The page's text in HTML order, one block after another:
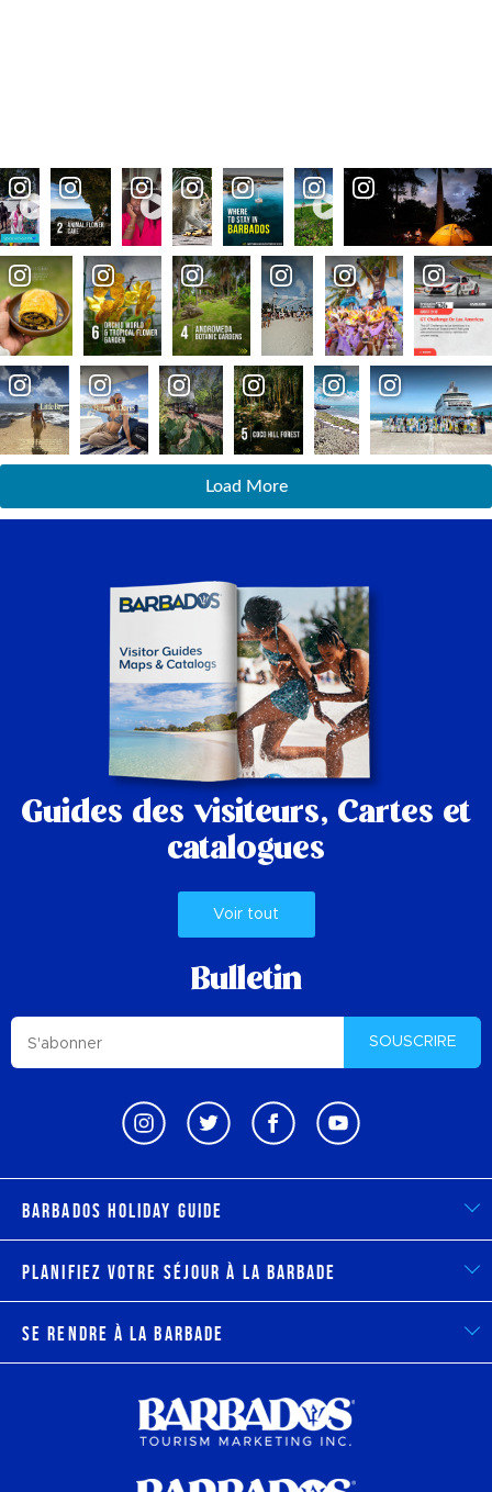
Load More
Guides des visiteurs, Cartes et
catalogues
Voir tout
Bulletin
SOUSCRIRE
Barbados Holiday Guide
Planifiez votre séjour à la Barbade
Se rendre à la Barbade